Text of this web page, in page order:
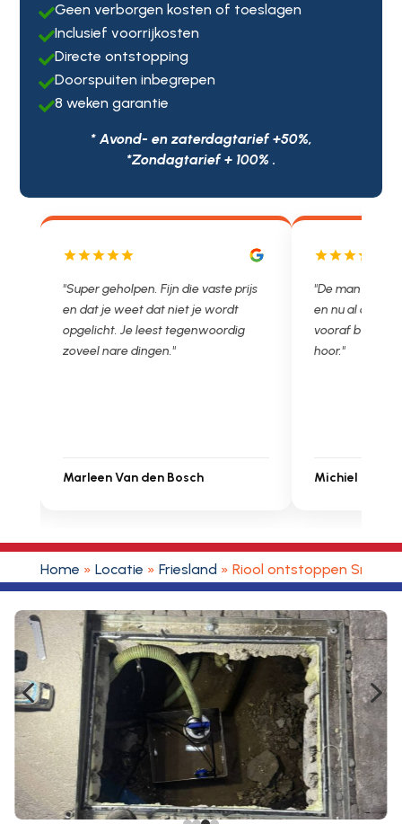
Geen verborgen kosten of toeslagen
Inclusief voorrijkosten
Directe ontstopping
Doorspuiten inbegrepen
8 weken garantie
* Avond- en zaterdagtarief +50%,
*Zondagtarief + 100% .
"De man rijden net weg. 11.00 gebeld
en nu al opgelost voor een vast en
vooraf besproken tarief. Lekker
hoor."
Michiel Uitdenbongerd
"Wat een fijn
met een
je niet zo goed
Ontstoppen.nl
Sarah Touat
Home » Locatie » Friesland » Riool ontstoppen
4 5